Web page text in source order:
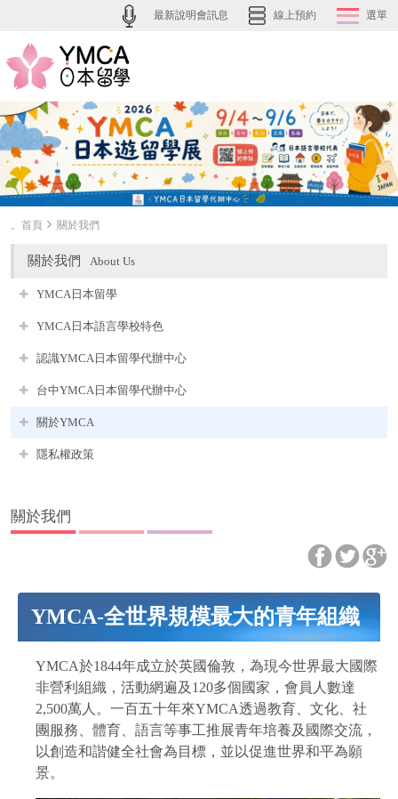
最新說明會訊息 線上預約 選單
。首頁 關於我們
關於我們 About Us
YMCA日本留學
YMCA日本語言學校特色
認識YMCA日本留學代辦中心
台中YMCA日本留學代辦中心
關於YMCA
隱私權政策
關於我們
YMCA-全世界規模最大的青年組織
YMCA於1844年成立於英國倫敦，為現今世界最大國際
非營利組織，活動網遍及120多個國家，會員人數達
2,500萬人。一百五十年來YMCA透過教育、文化、社
團服務、體育、語言等事工推展青年培養及國際交流，
以創造和諧健全社會為目標，並以促進世界和平為願
景。